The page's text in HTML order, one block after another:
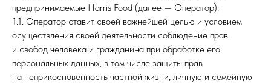
предпринимаемые Harris Food (далее — Оператор).
1.1. Оператор ставит своей важнейшей целью и условием
осуществления своей деятельности соблюдение прав
и свобод человека и гражданина при обработке его
персональных данных, в том числе защиты прав
на неприкосновенность частной жизни, личную и семейную